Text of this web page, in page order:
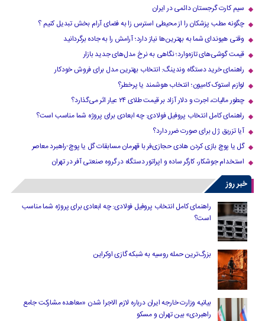
سیم کارت گرجستان دائمی در ایران
چگونه مطب پزشکان را از محیطی استرس زا به فضای آرام بخش تبدیل کنیم ؟
وقتی هیوندای شما به بهترین‌ها نیاز دارد؛ آرامش را به جاده برگردانید
قیمت گوشی‌های تازه‌وارد؛ نگاهی به نرخ مدل‌های جدید بازار
راهنمای خرید دستگاه وندینگ: انتخاب بهترین مدل برای فروش خودکار
لوازم استوک کامیون؛ انتخاب هوشمند یا پرخطر؟
چطور مالیات، اجرت و دلار آزاد بر قیمت طلای ۲۴ عیار اثر می‌گذارد؟
راهنمای کامل انتخاب پروفیل فولادی: چه ابعادی برای پروژه شما مناسب است؟
آیا تزریق ژل برای صورت ضرر دارد​؟
گل یا پوچ بازی کردن هادی حجازی‌فر با قهرمان مسابقات گل یا پوچ-راهبرد معاصر
استخدام جوشکار، کارگر ساده و اپراتور دستگاه در گروه صنعتی آفر در تهران
خبر روز
راهنمای کامل انتخاب پروفیل فولادی: چه ابعادی برای پروژه شما مناسب
است؟
بزرگ‌ترین حمله روسیه به شبکه گازی اوکراین
بیانیه وزارت خارجه ایران درباره لازم‌ الاجرا شدن «معاهده مشارکت جامع
راهبردی» بین تهران و مسکو